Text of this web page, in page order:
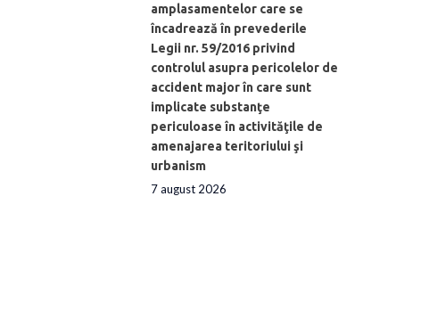
amplasamentelor care se
încadrează în prevederile
Legii nr. 59/2016 privind
controlul asupra pericolelor de
accident major în care sunt
implicate substanţe
periculoase în activităţile de
amenajarea teritoriului şi
urbanism
7 august 2026